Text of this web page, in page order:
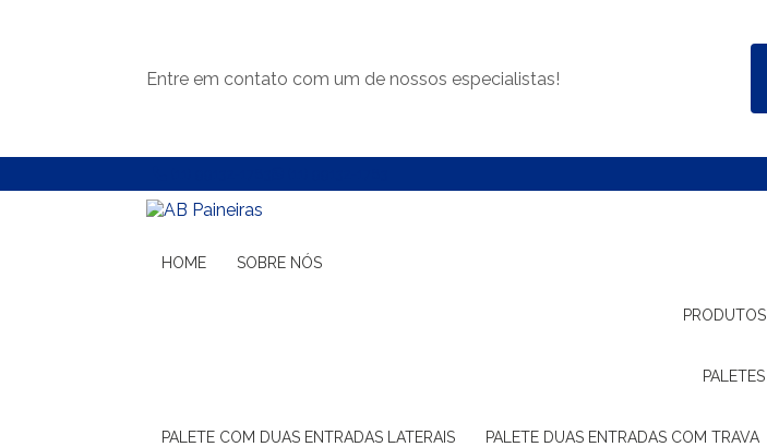
Entre em contato com um de nossos especialistas!
HOME SOBRE NÓS
PRODUTOS
PALETES
PALETE COM DUAS ENTRADAS LATERAIS PALETE DUAS ENTRADAS COM TRAVA